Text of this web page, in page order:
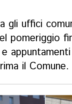
gli uffici
pomeriggio
il Comune.